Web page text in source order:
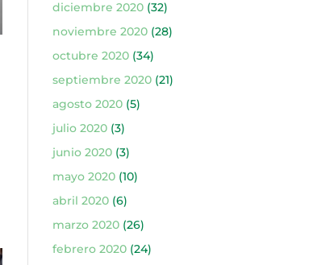
diciembre 2020(32)
noviembre 2020(28)
octubre 2020(34)
septiembre 2020(21)
agosto 2020(5)
julio 2020(3)
junio 2020(3)
mayo 2020(10)
abril 2020(6)
marzo 2020(26)
febrero 2020(24)